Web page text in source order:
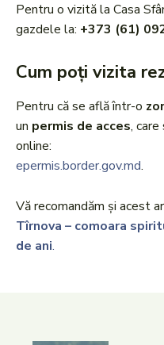
Pentru o vizită la Casa
gazdele la: +373 (61)
Cum poți vizita
Pentru că se află într-o
un permis de acces,
online:
epermis.border.gov.md.
Vă recomandăm și acest
Tîrnova – comoara
de ani.